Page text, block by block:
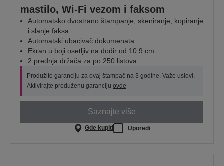
mastilo, Wi-Fi vezom i faksom
Automatsko dvostrano štampanje, skeniranje, kopiranje
i slanje faksa
Automatski ubacivač dokumenata
Ekran u boji osetljiv na dodir od 10,9 cm
2 prednja držača za po 250 listova
Produžite garanciju za ovaj štampač na 3 godine. Važe uslovi.
Aktivirajte produženu garanciju ovde
Saznajte više
Gde kupiti Uporedi